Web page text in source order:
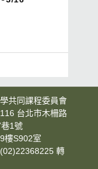
共同課程委員會
台北市木柵路
1號
樓S902室
轉